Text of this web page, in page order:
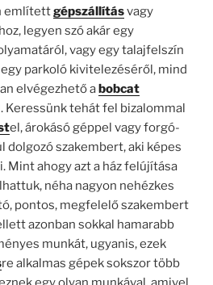
említettgépszállításvagy
legyen szó akár egy
vagy egy talajfelszín
parkoló kivitelezéséről, mind
elvégezhető abobcat
tehát fel bizalommal
el, árokásó géppel vagy forgó-
dolgozó szakembert, aki képes
Mint ahogy azt a ház felújítása
néha nagyon nehézkes
pontos, megfelelő szakembert
azonban sokkal hamarabb
munkát, ugyanis, ezek
re alkalmas gépek sokszor több